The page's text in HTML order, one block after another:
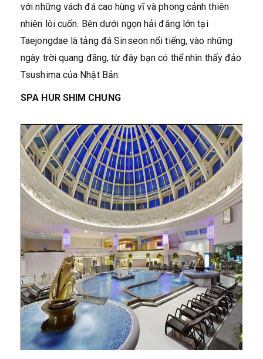
với những vách đá cao hùng vĩ và phong cảnh thiên
nhiên lôi cuốn. Bên dưới ngọn hải đăng lớn tại
Taejongdae là tảng đá Sinseon nổi tiếng, vào những
ngày trời quang đãng, từ đây bạn có thể nhìn thấy đảo
Tsushima của Nhật Bản.
SPA HUR SHIM CHUNG